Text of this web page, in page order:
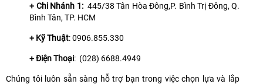
+ Chi Nhánh 1: 445/38 Tân Hòa Đông,P. Bình Trị Đông, Q.
Bình Tân, TP. HCM
+ Kỹ Thuật: 0906.855.330
+ Điện Thoại: (028) 6688.4949
Chúng tôi luôn sẵn sàng hỗ trợ bạn trong việc chọn lựa và lắp